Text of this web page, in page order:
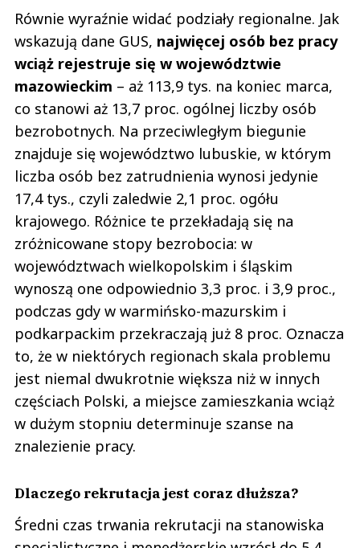
Równie wyraźnie widać podziały regionalne. Jak
wskazują dane GUS, najwięcej osób bez pracy
wciąż rejestruje się w województwie
mazowieckim – aż 113,9 tys. na koniec marca,
co stanowi aż 13,7 proc. ogólnej liczby osób
bezrobotnych. Na przeciwległym biegunie
znajduje się województwo lubuskie, w którym
liczba osób bez zatrudnienia wynosi jedynie
17,4 tys., czyli zaledwie 2,1 proc. ogółu
krajowego. Różnice te przekładają się na
zróżnicowane stopy bezrobocia: w
województwach wielkopolskim i śląskim
wynoszą one odpowiednio 3,3 proc. i 3,9 proc.,
podczas gdy w warmińsko-mazurskim i
podkarpackim przekraczają już 8 proc. Oznacza
to, że w niektórych regionach skala problemu
jest niemal dwukrotnie większa niż w innych
częściach Polski, a miejsce zamieszkania wciąż
w dużym stopniu determinuje szanse na
znalezienie pracy.
Dlaczego rekrutacja jest coraz dłuższa?
Średni czas trwania rekrutacji na stanowiska